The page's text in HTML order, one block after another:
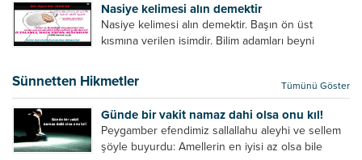
âyetlere baksın. Hayatı özetler misin sorusuna
verilebilecek en kısa ve bir o...
Nasiye kelimesi alın demektir
Nasiye kelimesi alın demektir. Başın ön üst
kısmına verilen isimdir. Bilim adamları beyni
Beynin ön kısmında bulunan bölüme ön bellek
denir. Bu kısım insan vücudunda...
Sünnetten Hikmetler Tümünü Göster
Günde bir vakit namaz dahi olsa onu kıl!
Peygamber efendimiz sallallahu aleyhi ve sellem
şöyle buyurdu: Amellerin en iyisi az olsa bile